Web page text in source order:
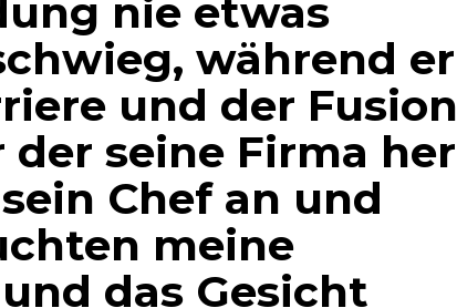
nie etwas
während er
und der Fusion
seine Firma her
Chef an und
meine
das Gesicht